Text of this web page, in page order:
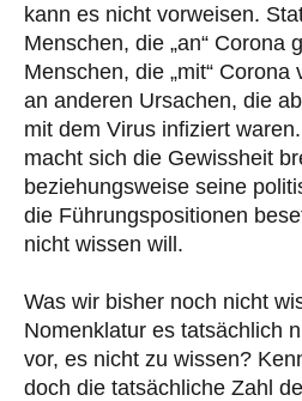
kann es nicht vorweisen.
Menschen, die „an“ Corona
Menschen, die „mit“
an anderen Ursachen, die
mit dem Virus infiziert
macht sich die Gewissheit
beziehungsweise seine
die Führungspositionen
nicht wissen will.
Was wir bisher noch nicht
Nomenklatur es tatsächlich
vor, es nicht zu wissen?
doch die tatsächliche Zahl